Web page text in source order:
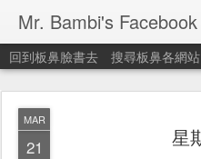
Mr. Bambi's
回到板鼻臉書去 搜尋板鼻各網站
MAR
21 星